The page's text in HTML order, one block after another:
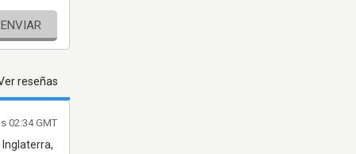
ENVIAR
reseñas
02:34 GMT